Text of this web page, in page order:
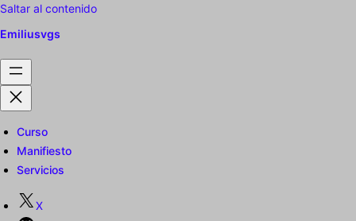
Saltar al contenido
Emiliusvgs
Curso
Manifiesto
Servicios
X